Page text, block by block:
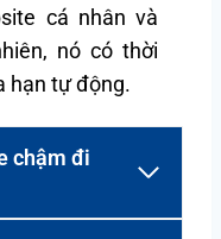
cá nhân và
nó có thời
hạn tự động.
chậm đi